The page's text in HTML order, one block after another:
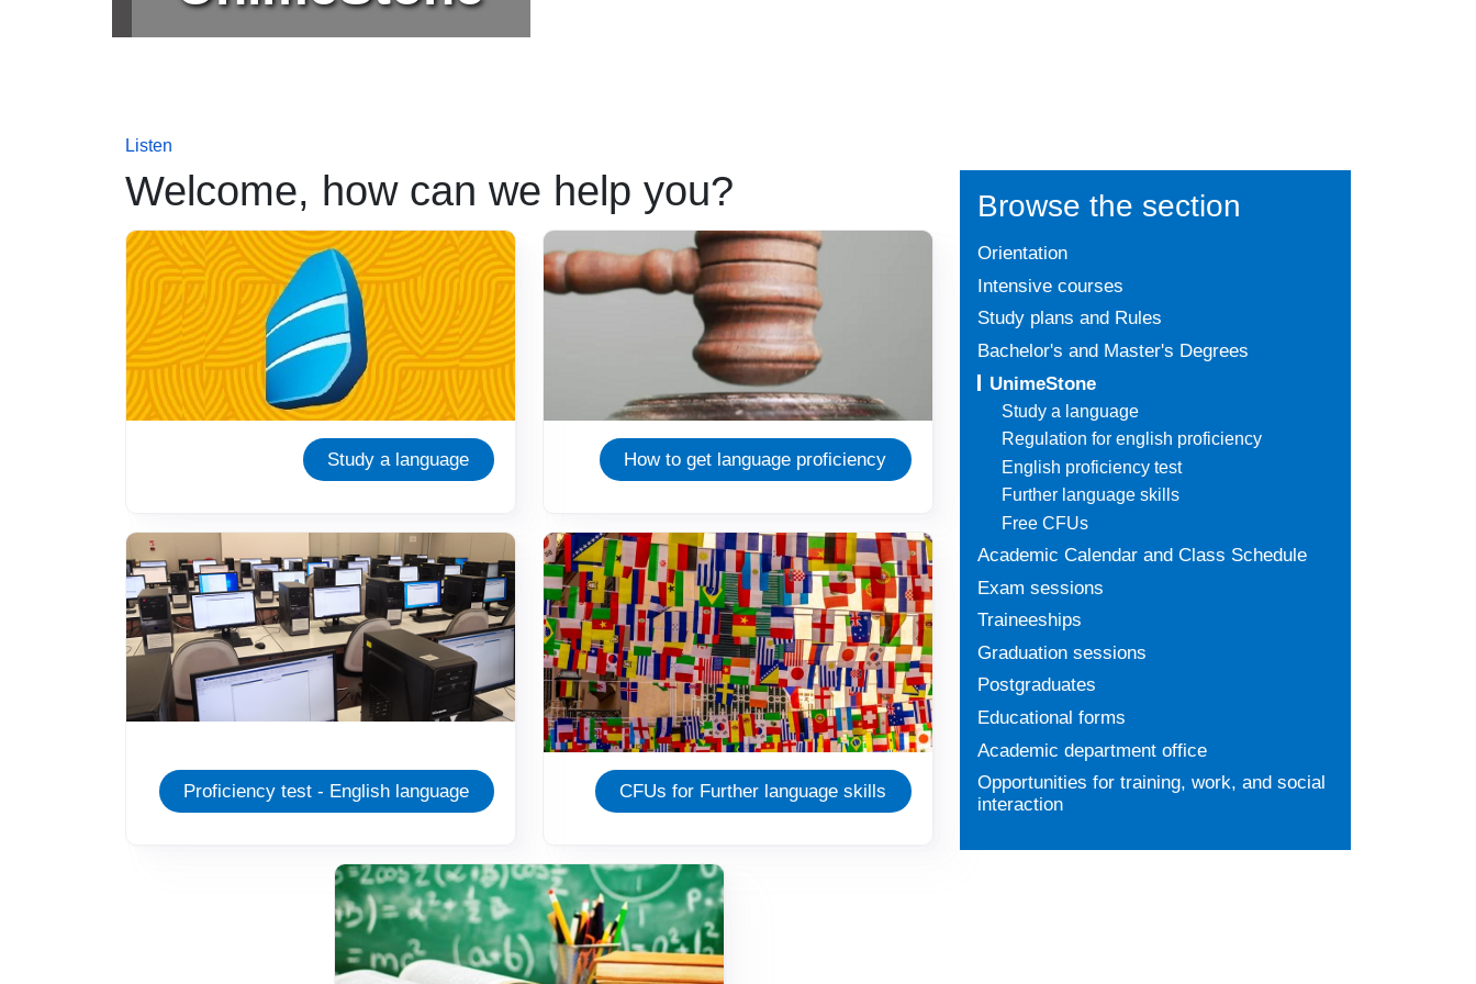
Listen
Welcome, how can we help you?
Immagine
Study a language
Immagine
How to get language proficiency
Immagine
Proficiency test - English language
Immagine
CFUs for Further language skills
Immagine
Browse the section
Orientation
Intensive courses
Study plans and Rules
Bachelor's and Master's Degrees
UnimeStone
Study a language
Regulation for english proficiency
English proficiency test
Further language skills
Free CFUs
Academic Calendar and Class Schedule
Exam sessions
Traineeships
Graduation sessions
Postgraduates
Educational forms
Academic department office
Opportunities for training, work, and social
interaction